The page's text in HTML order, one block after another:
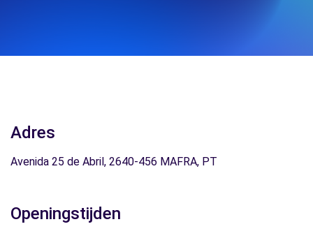
Adres
Avenida 25 de Abril, 2640-456 MAFRA, PT
Openingstijden